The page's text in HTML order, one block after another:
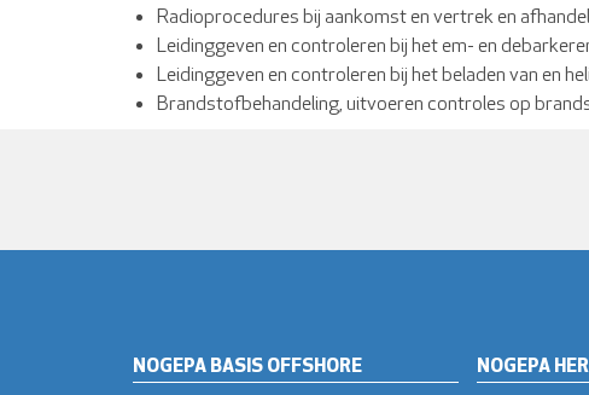
Radioprocedures bij aankomst en vertrek en
Leidinggeven en controleren bij het em- en
Leidinggeven en controleren bij het beladen van en
Brandstofbehandeling, uitvoeren controles op
NOGEPA BASIS OFFSHORE NOGEPA